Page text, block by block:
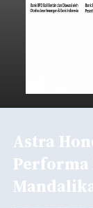
Astra
Performa